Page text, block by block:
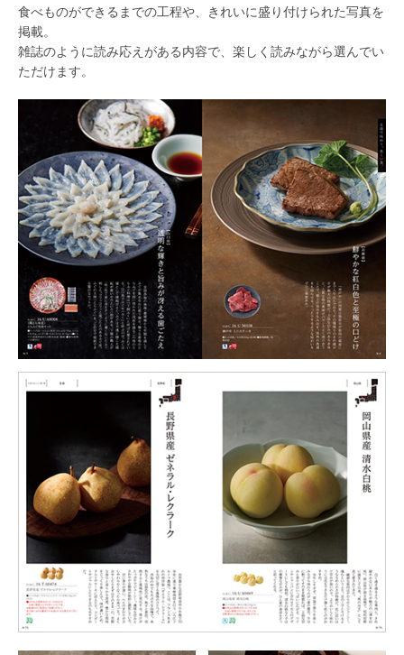
食べものができるまでの工程や、きれいに盛り付けられた写真を
掲載。
雑誌のように読み応えがある内容で、楽しく読みながら選んでい
ただけます。